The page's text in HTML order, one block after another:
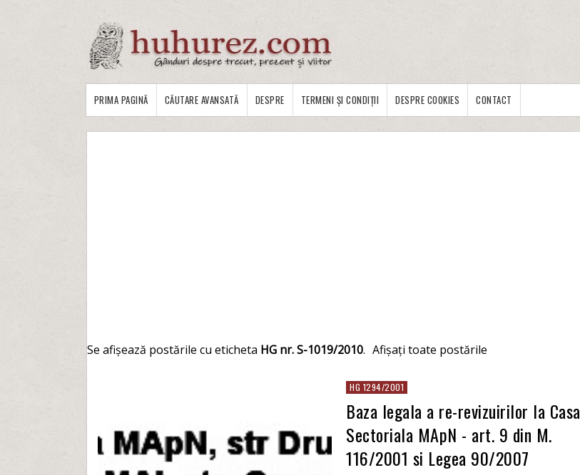
PRIMA PAGINĂ CĂUTARE AVANSATĂ DESPRE TERMENI ȘI CONDIȚII DESPRE COOKIES CONTACT
Se afișează postările cu eticheta HG nr. S-1019/2010. Afișați toate postările
HG 1294/2001
Baza legala a re-revizuirilor la Casa
Sectoriala MApN - art. 9 din M.
116/2001 si Legea 90/2007